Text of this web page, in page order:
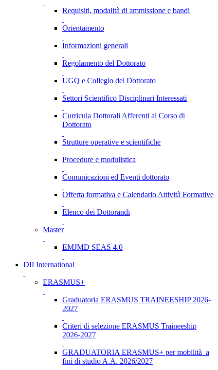
Requisiti, modalità di ammissione e bandi
Orientamento
Informazioni generali
Regolamento del Dottorato
UGQ e Collegio del Dottorato
Settori Scientifico Disciplinari Interessati
Curricula Dottorali Afferenti al Corso di
Dottorato
Strutture operative e scientifiche
Procedure e modulistica
Comunicazioni ed Eventi dottorato
Offerta formativa e Calendario Attività Formative
Elenco dei Dottorandi
Master
EMJMD SEAS 4.0
DII International
ERASMUS+
Graduatoria ERASMUS TRAINEESHIP 2026-
2027
Criteri di selezione ERASMUS Traineeship
2026-2027
GRADUATORIA ERASMUS+ per mobilità a
fini di studio A.A. 2026/2027